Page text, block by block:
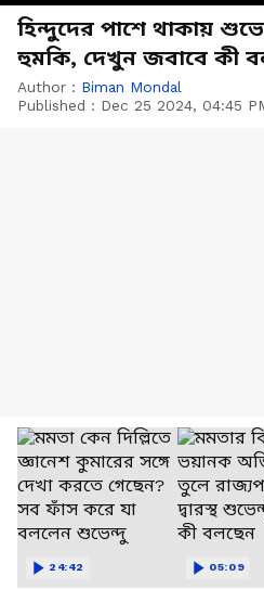
হিন্দুদের পাশে থাকায়
হুমকি, দেখুন জবাবে কী
Author : Biman Mondal
Published : Dec 25 2024, 04:45
24:42 05:09